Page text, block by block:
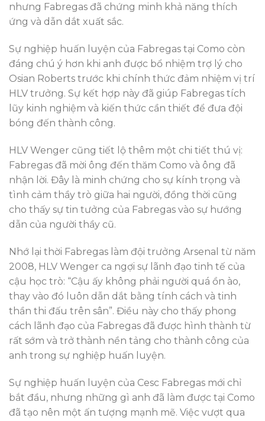
nhưng Fabregas đã chứng minh khả năng thích
ứng và dẫn dắt xuất sắc.
Sự nghiệp huấn luyện của Fabregas tại Como còn
đáng chú ý hơn khi anh được bổ nhiệm trợ lý cho
Osian Roberts trước khi chính thức đảm nhiệm vị trí
HLV trưởng. Sự kết hợp này đã giúp Fabregas tích
lũy kinh nghiệm và kiến thức cần thiết để đưa đội
bóng đến thành công.
HLV Wenger cũng tiết lộ thêm một chi tiết thú vị:
Fabregas đã mời ông đến thăm Como và ông đã
nhận lời. Đây là minh chứng cho sự kính trọng và
tình cảm thầy trò giữa hai người, đồng thời cũng
cho thấy sự tin tưởng của Fabregas vào sự hướng
dẫn của người thầy cũ.
Nhớ lại thời Fabregas làm đội trưởng Arsenal từ năm
2008, HLV Wenger ca ngợi sự lãnh đạo tinh tế của
cậu học trò: “Cậu ấy không phải người quá ồn ào,
thay vào đó luôn dẫn dắt bằng tính cách và tinh
thần thi đấu trên sân”. Điều này cho thấy phong
cách lãnh đạo của Fabregas đã được hình thành từ
rất sớm và trở thành nền tảng cho thành công của
anh trong sự nghiệp huấn luyện.
Sự nghiệp huấn luyện của Cesc Fabregas mới chỉ
bắt đầu, nhưng những gì anh đã làm được tại Como
đã tạo nên một ấn tượng mạnh mẽ. Việc vượt qua